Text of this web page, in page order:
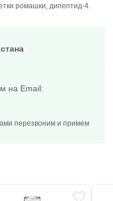
ромашки, дипептид-4.
на Email:
перезвоним и примем